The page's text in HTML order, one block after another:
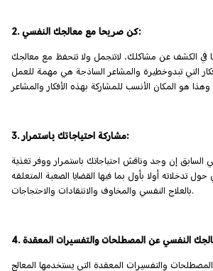
2. كن صريحا مع معالجك النفسي:
في الكشف عن مشاكلك، لاتتجمل ولا تتحفظ مع معالجك
التي تبدوخطيرة والمشاعر الساذجة هي مهمة للعمل
3. مشاركة احتياجاتك باستمرار:
السابق إن وجد وناقش احتياجاتك باستمرار ووفر تغذية
تدخلاته أولا بأول بما فيها القضايا الصعبة المتعلقه
بالعلاج النفسي والمخاوف والانتقادات والاحتجاجات.
والتفسيرات المعقدة التي يستخدمها المعالج